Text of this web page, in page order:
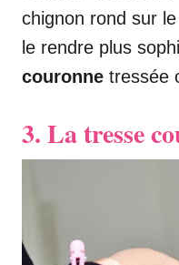
chignon rond sur
le rendre plus
couronne tressée
3. La tresse